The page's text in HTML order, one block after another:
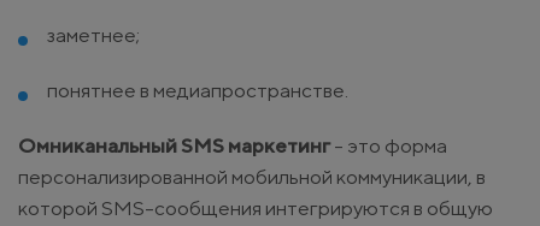
заметнее;
понятнее в медиапространстве.
Омниканальный SMS маркетинг- это форма
персонализированной мобильной коммуникации, в
которой SMS-сообщения интегрируются в общую